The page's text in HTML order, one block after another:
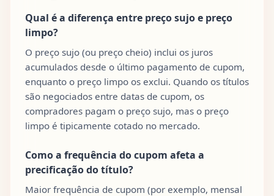
Qual é a diferença entre preço sujo e preço
limpo?
O preço sujo (ou preço cheio) inclui os juros
acumulados desde o último pagamento de cupom,
enquanto o preço limpo os exclui. Quando os títulos
são negociados entre datas de cupom, os
compradores pagam o preço sujo, mas o preço
limpo é tipicamente cotado no mercado.
Como a frequência do cupom afeta a
precificação do título?
Maior frequência de cupom (por exemplo, mensal